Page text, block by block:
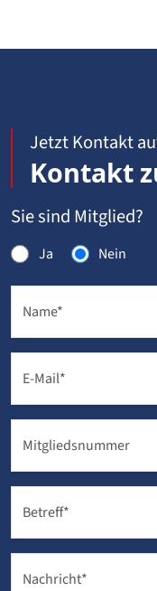
Jetzt Kontakt
Kontakt
Sie sind Mitglied?
Ja Nein
Name*
E-Mail*
Mitgliedsnummer
Betreff*
Nachricht*